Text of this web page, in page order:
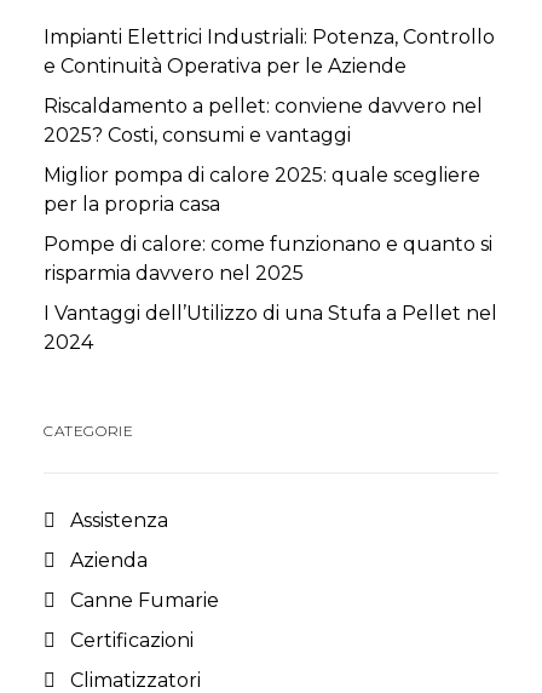
Impianti Elettrici Industriali: Potenza, Controllo
e Continuità Operativa per le Aziende
Riscaldamento a pellet: conviene davvero nel
2025? Costi, consumi e vantaggi
Miglior pompa di calore 2025: quale scegliere
per la propria casa
Pompe di calore: come funzionano e quanto si
risparmia davvero nel 2025
I Vantaggi dell’Utilizzo di una Stufa a Pellet nel
2024
CATEGORIE
Assistenza
Azienda
Canne Fumarie
Certificazioni
Climatizzatori